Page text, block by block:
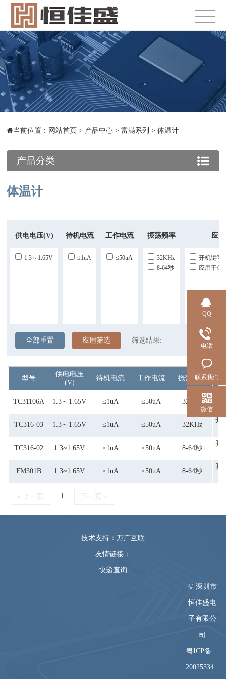
当前位置： 网站首页 > 产品中心 >富满系列 >体温计
产品分类
体温计
供电电压(V) 待机电流 工作电流 振荡频率 应用
1.3～1.65V ≤1uA ≤50uA
32KHz
8-64秒
开机键可
应用于体
全部重置 应用筛选 筛选结果:
型号
供电电压
(V)
待机电流 工作电流 振荡频率
TC31106A 1.3～1.65V ≤1uA ≤50uA 32KHz
TC316-03 1.3～1.65V ≤1uA ≤50uA 32KHz
开
TC316-02 1.3~1.65V ≤1uA ≤50uA 8-64秒
开
FM301B 1.3~1.65V ≤1uA ≤50uA 8-64秒
开
« 上一页 1 下一页 »
技术支持：万广互联
友情链接：
快递查询
© 深圳市
恒佳盛电
子有限公
司
粤ICP备
20025334
QQ
电话
联系我们
微信